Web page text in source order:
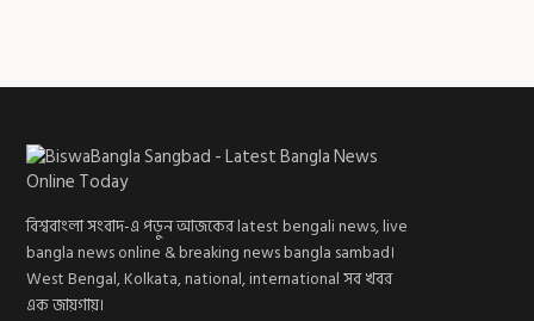
বিশ্ববাংলা সংবাদ-এ পড়ুন আজকের latest bengali news, live
bangla news online & breaking news bangla sambad।
West Bengal, Kolkata, national, international সব খবর
এক জায়গায়।